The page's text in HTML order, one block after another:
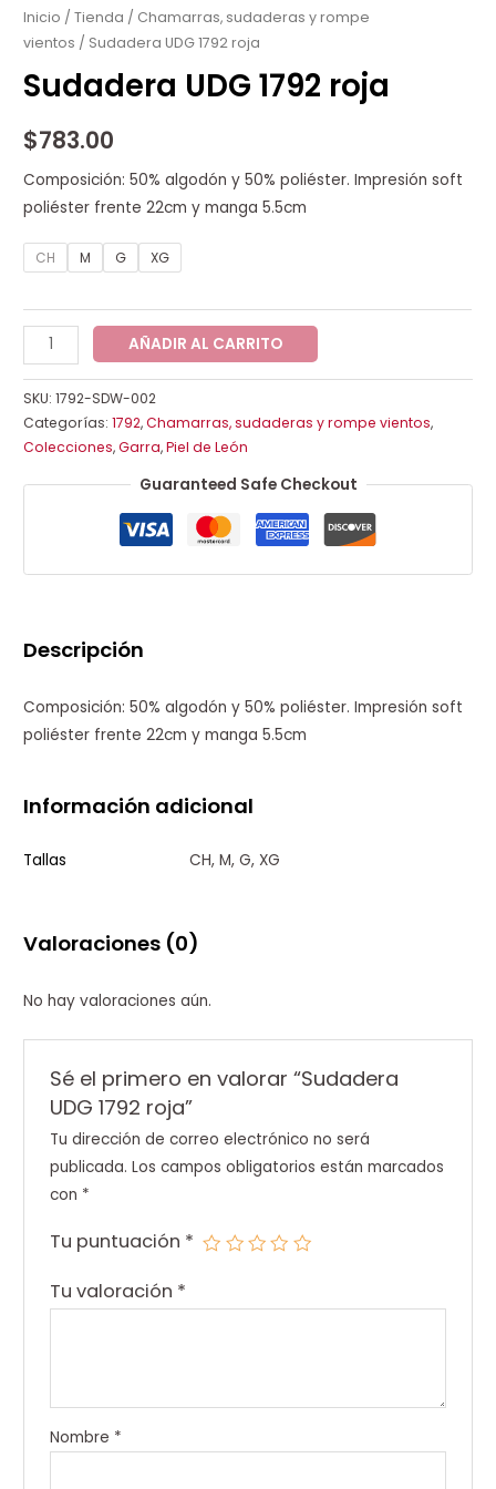
Inicio /Tienda / Chamarras, sudaderas y rompe
vientos / Sudadera UDG 1792 roja
Sudadera UDG 1792 roja
$783.00
Composición: 50% algodón y 50% poliéster. Impresión soft
poliéster frente 22cm y manga 5.5cm
CH M G XG
1792
roja
cantidad
AÑADIR AL CARRITO
SKU:1792-SDW-002
Categorías:1792,Chamarras, sudaderas y rompe vientos,
Colecciones,Garra,Piel de León
Guaranteed Safe Checkout
Descripción
Composición: 50% algodón y 50% poliéster. Impresión soft
poliéster frente 22cm y manga 5.5cm
Información adicional
Tallas CH, M, G, XG
Valoraciones (0)
No hay valoraciones aún.
Sé el primero en valorar “Sudadera
UDG 1792 roja”
Tu dirección de correo electrónico no será
publicada. Los campos obligatorios están marcados
con *
Tu puntuación *
Tu valoración *
Nombre *